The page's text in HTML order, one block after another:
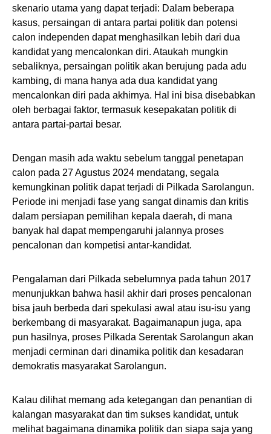
skenario utama yang dapat terjadi: Dalam beberapa
kasus, persaingan di antara partai politik dan potensi
calon independen dapat menghasilkan lebih dari dua
kandidat yang mencalonkan diri. Ataukah mungkin
sebaliknya, persaingan politik akan berujung pada adu
kambing, di mana hanya ada dua kandidat yang
mencalonkan diri pada akhirnya. Hal ini bisa disebabkan
oleh berbagai faktor, termasuk kesepakatan politik di
antara partai-partai besar.
Dengan masih ada waktu sebelum tanggal penetapan
calon pada 27 Agustus 2024 mendatang, segala
kemungkinan politik dapat terjadi di Pilkada Sarolangun.
Periode ini menjadi fase yang sangat dinamis dan kritis
dalam persiapan pemilihan kepala daerah, di mana
banyak hal dapat mempengaruhi jalannya proses
pencalonan dan kompetisi antar-kandidat.
Pengalaman dari Pilkada sebelumnya pada tahun 2017
menunjukkan bahwa hasil akhir dari proses pencalonan
bisa jauh berbeda dari spekulasi awal atau isu-isu yang
berkembang di masyarakat. Bagaimanapun juga, apa
pun hasilnya, proses Pilkada Serentak Sarolangun akan
menjadi cerminan dari dinamika politik dan kesadaran
demokratis masyarakat Sarolangun.
Kalau dilihat memang ada ketegangan dan penantian di
kalangan masyarakat dan tim sukses kandidat, untuk
melihat bagaimana dinamika politik dan siapa saja yang